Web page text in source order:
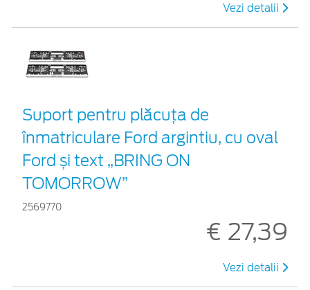
Vezi detalii
Suport pentru plăcuța de
înmatriculare Ford argintiu, cu oval
Ford și text „BRING ON
TOMORROW”
2569770
€ 27,39
Vezi detalii